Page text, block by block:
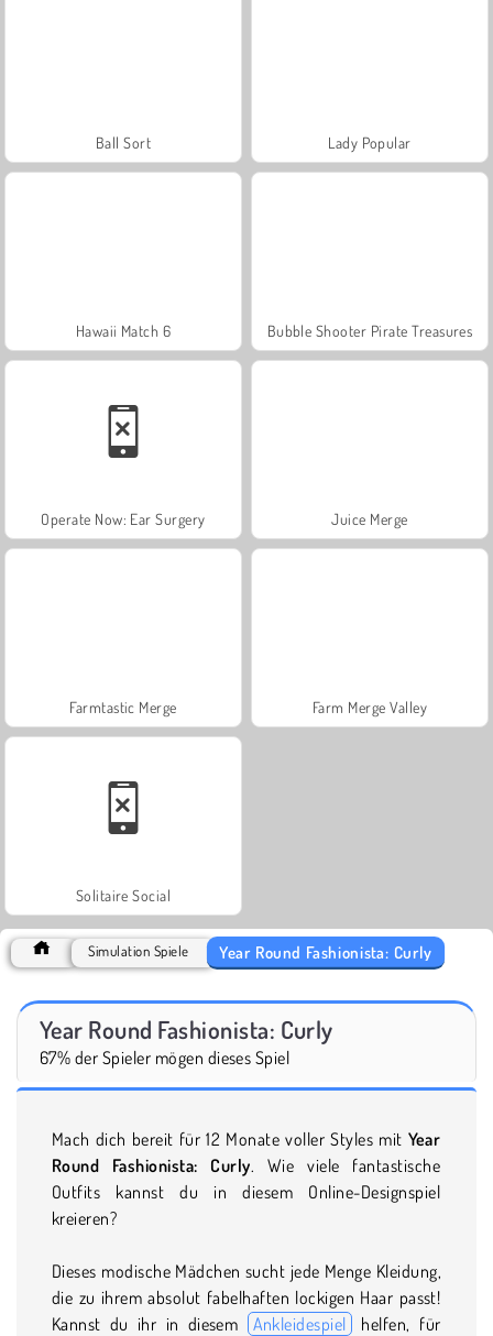
Ball Sort Lady Popular
Hawaii Match 6 Bubble Shooter Pirate Treasures
Operate Now: Ear Surgery Juice Merge
Farmtastic Merge Farm Merge Valley
Solitaire Social
Simulation Spiele Year Round Fashionista: Curly
Year Round Fashionista: Curly
67% der Spieler mögen dieses Spiel
Mach dich bereit für 12 Monate voller Styles mit Year
Round Fashionista: Curly. Wie viele fantastische
Outfits kannst du in diesem Online-Designspiel
kreieren?
Dieses modische Mädchen sucht jede Menge Kleidung,
die zu ihrem absolut fabelhaften lockigen Haar passt!
Kannst du ihr in diesem
Ankleidespiel helfen, für